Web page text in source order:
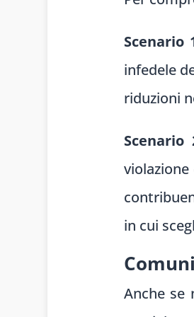
Scenario
infedele
riduzioni
Scenario
in cui
Anche se